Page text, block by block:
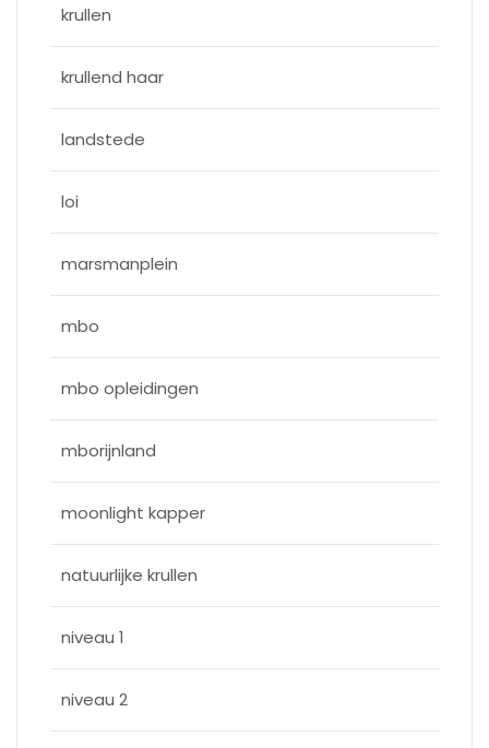
krullen
krullend haar
landstede
loi
marsmanplein
mbo
mbo opleidingen
mborijnland
moonlight kapper
natuurlijke krullen
niveau 1
niveau 2